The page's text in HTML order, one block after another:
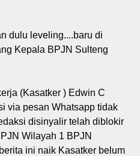
dulu leveling....baru di
Kepala BPJN Sulteng
(Kasatker ) Edwin C
via pesan Whatsapp tidak
disinyalir telah diblokir
Wilayah 1 BPJN
ini naik Kasatker belum